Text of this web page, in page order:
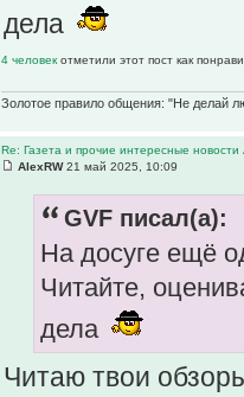
дела
4 человек отметили этот пост как
Золотое правило общения: "Не делай
Re: Газета и прочие интересные новости
AlexRW21 май 2025, 10:09
GVF писал(а):
На досуге ещё
Читайте,
дела
Читаю твои